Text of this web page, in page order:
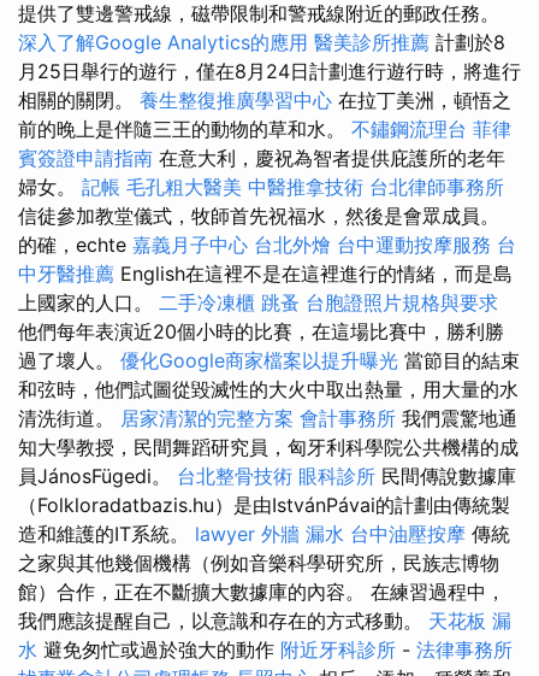
提供了雙邊警戒線，磁帶限制和警戒線附近的郵政任務。
深入了解Google Analytics的應用 醫美診所推薦 計劃於8
月25日舉行的遊行，僅在8月24日計劃進行遊行時，將進行
相關的關閉。 養生整復推廣學習中心 在拉丁美洲，頓悟之
前的晚上是伴隨三王的動物的草和水。 不鏽鋼流理台 菲律
賓簽證申請指南 在意大利，慶祝為智者提供庇護所的老年
婦女。 記帳 毛孔粗大醫美 中醫推拿技術 台北律師事務所
信徒參加教堂儀式，牧師首先祝福水，然後是會眾成員。
的確，echte 嘉義月子中心 台北外燴 台中運動按摩服務 台
中牙醫推薦 English在這裡不是在這裡進行的情緒，而是島
上國家的人口。 二手冷凍櫃 跳蚤 台胞證照片規格與要求
他們每年表演近20個小時的比賽，在這場比賽中，勝利勝
過了壞人。 優化Google商家檔案以提升曝光 當節目的結束
和弦時，他們試圖從毀滅性的大火中取出熱量，用大量的水
清洗街道。 居家清潔的完整方案 會計事務所 我們震驚地通
知大學教授，民間舞蹈研究員，匈牙利科學院公共機構的成
員JánosFügedi。 台北整骨技術 眼科診所 民間傳說數據庫
（Folkloradatbazis.hu）是由IstvánPávai的計劃由傳統製
造和維護的IT系統。 lawyer 外牆 漏水 台中油壓按摩 傳統
之家與其他幾個機構（例如音樂科學研究所，民族志博物
館）合作，正在不斷擴大數據庫的內容。 在練習過程中，
我們應該提醒自己，以意識和存在的方式移動。 天花板 漏
水 避免匆忙或過於強大的動作 附近牙科診所 - 法律事務所